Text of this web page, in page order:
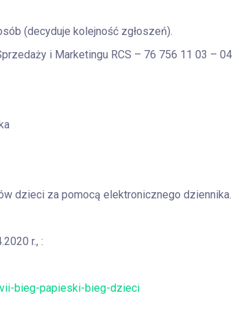
(decyduje kolejność zgłoszeń).
i Marketingu RCS – 76 756 11 03 – 04
dzieci za pomocą elektronicznego dziennika.
r., :
bieg-papieski-bieg-dzieci